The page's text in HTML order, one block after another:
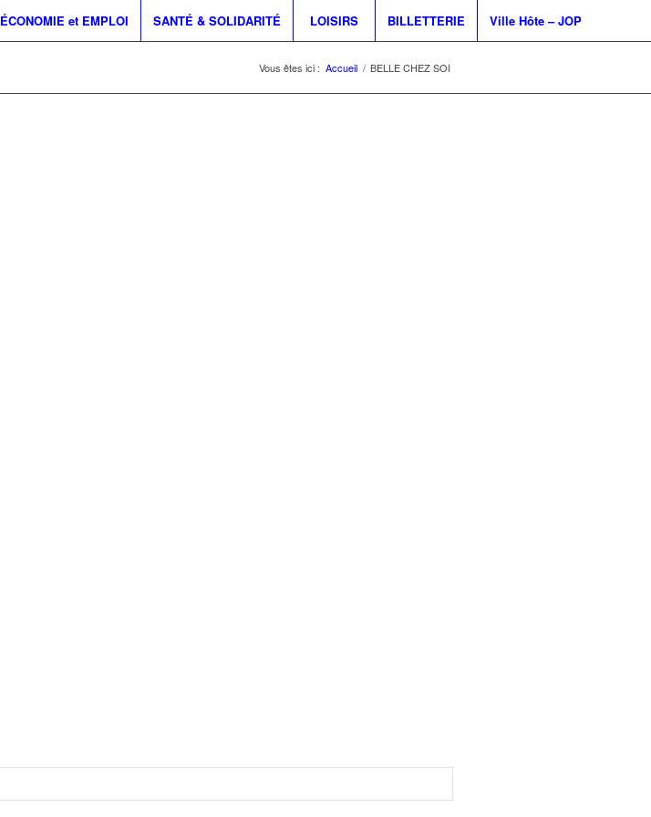
ÉCONOMIE et EMPLOI SANTÉ & SOLIDARITÉ LOISIRS BILLETTERIE Ville Hôte – JOP
Vous êtes ici : Accueil / BELLE CHEZ SOI